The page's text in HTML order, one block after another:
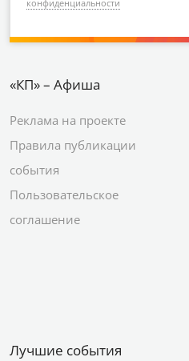
конфиденциальности
«КП» – Афиша
Реклама на проекте
Правила публикации
события
Пользовательское
соглашение
Лучшие события